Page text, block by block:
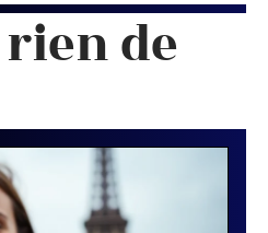
de